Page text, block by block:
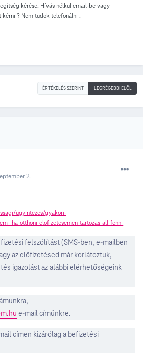
kérése. Hívás nélkül email-be vagy
? Nem tudok telefonálni .
ÉRTÉKELÉS SZERINT LEGRÉGEBBI ELÖL
2.
ugyintezes/gyakori-
felszólítást (SMS-ben, e-mailben
az előfizetésed már korlátoztuk,
igazolást az alábbi elérhetőségeink
e-mail címünkre.
címen kizárólag a befizetési